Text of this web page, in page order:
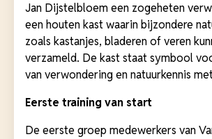
Jan Dijstelbloem een zogeheten
een houten kast waarin bijzondere
zoals kastanjes, bladeren of veren
verzameld. De kast staat symbool
van verwondering en natuurkennis
Eerste training van start
De eerste groep medewerkers van